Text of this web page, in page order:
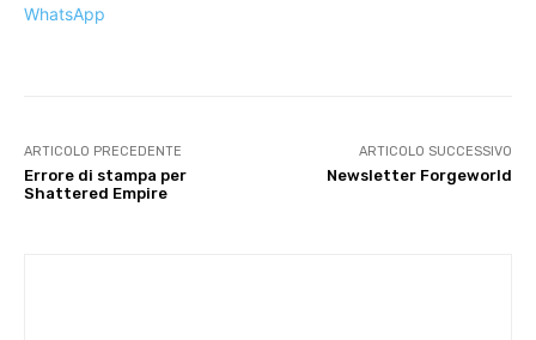
WhatsApp
ARTICOLO PRECEDENTE
Errore di stampa per
Shattered Empire
ARTICOLO SUCCESSIVO
Newsletter Forgeworld